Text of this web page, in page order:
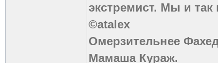
экстремист. Мы и
©atalex
Омерзительнее
Мамаша Кураж.